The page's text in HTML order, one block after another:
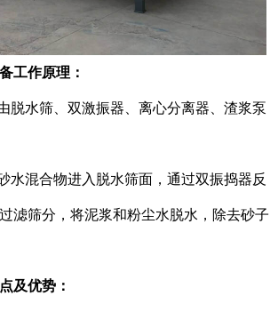
工作原理：
水筛、双激振器、离心分离器、渣浆泵
混合物进入脱水筛面，通过双振捣器反
滤筛分，将泥浆和粉尘水脱水，除去砂子
及优势：